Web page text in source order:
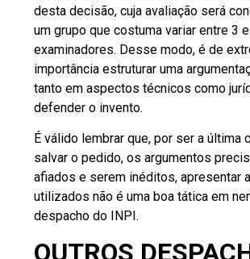
desta decisão, cuja avaliação será
um grupo que costuma variar entre 3
examinadores. Desse modo, é de
importância estruturar uma
tanto em aspectos técnicos como
defender o invento.
É válido lembrar que, por ser a última
salvar o pedido, os argumentos
afiados e serem inéditos, apresentar
utilizados não é uma boa tática em
despacho do INPI.
OUTROS